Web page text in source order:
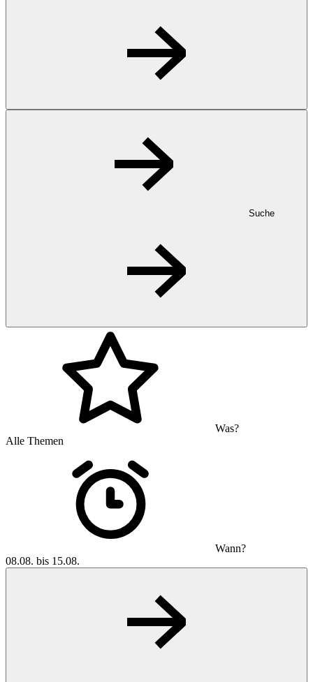
Suche
Was?
Alle Themen
Wann?
08.08. bis 15.08.